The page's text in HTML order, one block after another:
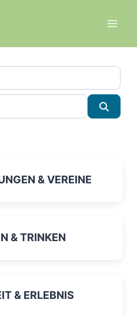
& VEREINE
& TRINKEN
& ERLEBNIS